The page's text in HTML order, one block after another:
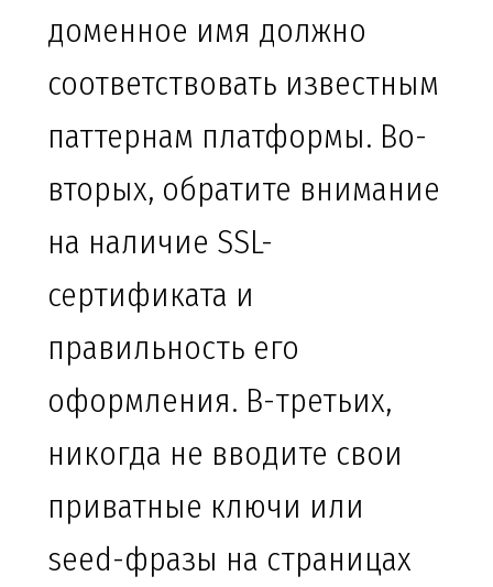
доменное имя должно
соответствовать известным
паттернам платформы. Во-
вторых, обратите внимание
на наличие SSL-
сертификата и
правильность его
оформления. В-третьих,
никогда не вводите свои
приватные ключи или
seed-фразы на страницах